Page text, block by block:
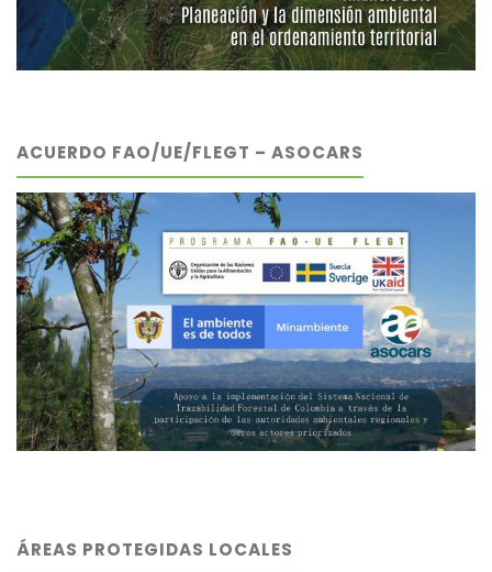
ACUERDO FAO/UE/FLEGT – ASOCARS
ÁREAS PROTEGIDAS LOCALES